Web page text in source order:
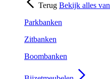
Terug Bekijk alles van
Parkbanken
Zitbanken
Boombanken